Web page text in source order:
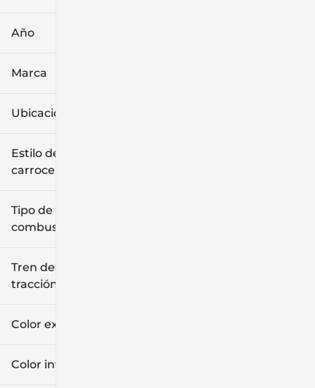
Año
Marca
Ubicación
Estilo de
carrocería
Tipo de
combustible
Tren de
tracción
Color exterior
Color interior